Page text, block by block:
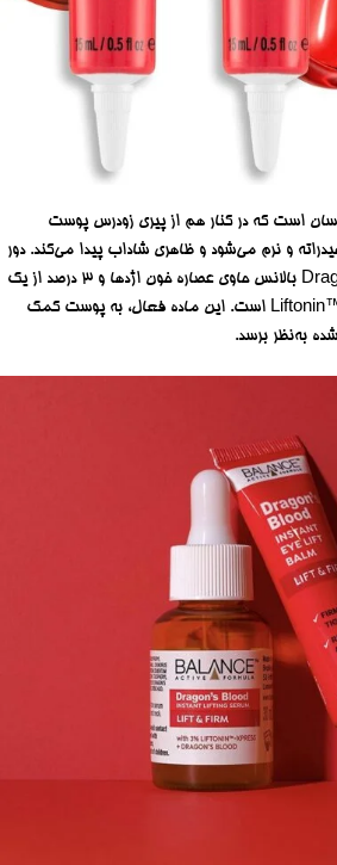
است که در کنار هم از پیری زودرس پوست
و نرم می‌شود و ظاهری شاداب پیدا می‌کند. دور
چشم لیفت کننده Dragon’s Blood بالانس حاوی عصاره خون اژدها و 3 درصد از یک
ماده ابتکاری به نام Liftonin™-Xpress است. این ماده فعال، به پوست کمک
به‌نظر برسد.